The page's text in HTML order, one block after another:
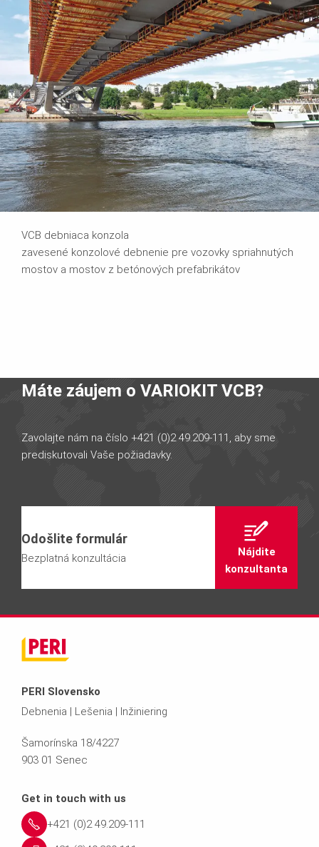
VCB debniaca konzola
zavesené konzolové debnenie pre vozovky spriahnutých
mostov a mostov z betónových prefabrikátov
Máte záujem o VARIOKIT VCB?
Zavolajte nám na číslo +421 (0)2 49.209-111, aby sme
prediskutovali Vaše požiadavky.
Odošlite formulár
Bezplatná konzultácia
Nájdite
konzultanta
PERI Slovensko
Debnenia | Lešenia | Inžiniering
Šamorínska 18/4227
903 01 Senec
Get in touch with us
+421 (0)2 49.209-111